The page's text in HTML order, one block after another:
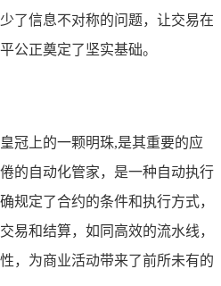
了信息不对称的问题，让交易在
公正奠定了坚实基础。
冠上的一颗明珠,是其重要的应
的自动化管家，是一种自动执行
规定了合约的条件和执行方式，
易和结算，如同高效的流水线，
，为商业活动带来了前所未有的